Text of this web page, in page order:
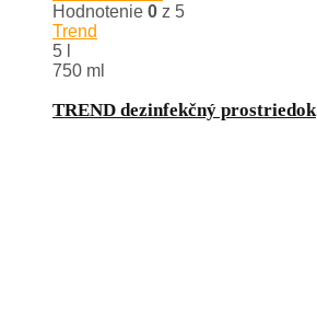
Hodnotenie 0 z 5
Trend
5 l
750 ml
TREND dezinfekčný prostriedok